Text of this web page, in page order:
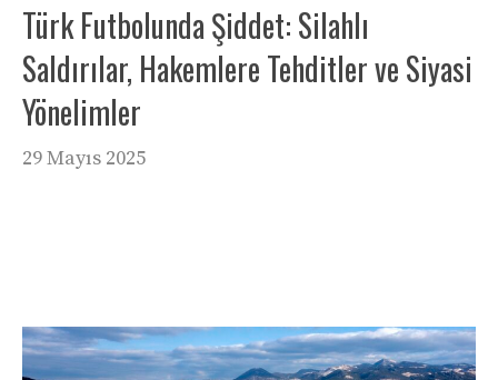
Türk Futbolunda Şiddet: Silahlı
Saldırılar, Hakemlere Tehditler ve Siyasi
Yönelimler
29 Mayıs 2025